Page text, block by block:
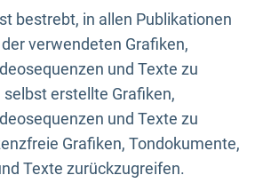
bestrebt, in allen Publikationen
verwendeten Grafiken,
und Texte zu
erstellte Grafiken,
und Texte zu
Grafiken, Tondokumente,
Texte zurückzugreifen.